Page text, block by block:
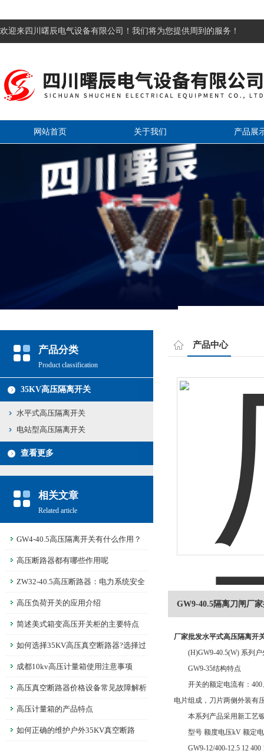
欢迎来四川曙辰电气设备有限公司！我们将为您提供周到的服务！
网站首页 关于我们 产品展
产品分类
Product classification
35KV高压隔离开关
水平式高压隔离开关
电站型高压隔离开关
查看更多
相关文章
Related article
GW4-40.5高压隔离开关有什么作用？
高压断路器都有哪些作用呢
ZW32-40.5高压断路器：电力系统安全
的守护者
高压负荷开关的应用介绍
简述美式箱变高压开关柜的主要特点
如何选择35KV高压真空断路器?选择过
程中要注意哪些问题?
成都10kv高压计量箱使用注意事项
高压真空断路器价格设备常见故障解析
高压计量箱的产品特点
如何正确的维护户外35KV真空断路
产品中心
GW9-40.5隔离刀闸厂
厂家批发水平式高压隔离开
(H)GW9-40.5(W) 系列户
GW9-35结构特点
开关的额定电流有：400
电片组成，刀片两侧外装有
本系列产品采用新工艺银
型号 额度电压kV 额定电
GW9-12/400-12.5 12 400